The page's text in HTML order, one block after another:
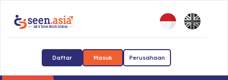
Daftar Masuk Perusahaan